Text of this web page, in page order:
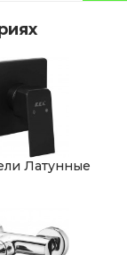
Латунные